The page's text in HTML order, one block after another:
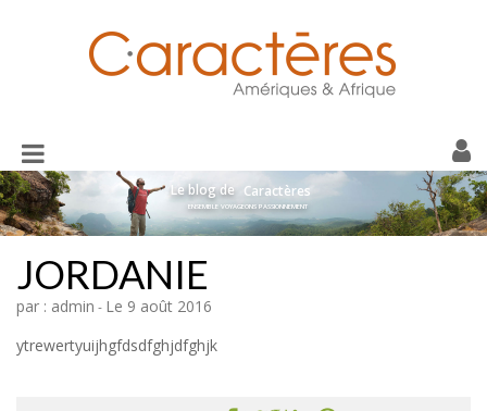
Toggle
navigation
Le blog de Caractères
ENSEMBLE VOYAGEONS PASSIONNEMENT
JORDANIE
par : admin - Le 9 août 2016
ytrewertyuijhgfdsdfghjdfghjk